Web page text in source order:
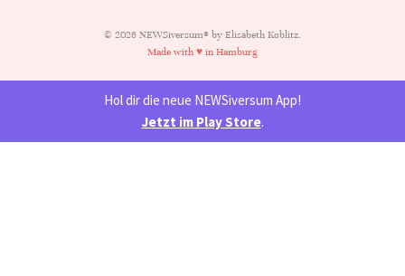
© 2026 NEWSiversum® by Elisabeth Koblitz.
Made with ♥ in Hamburg
Hol dir die neue NEWSiversum App!
Jetzt im Play Store.